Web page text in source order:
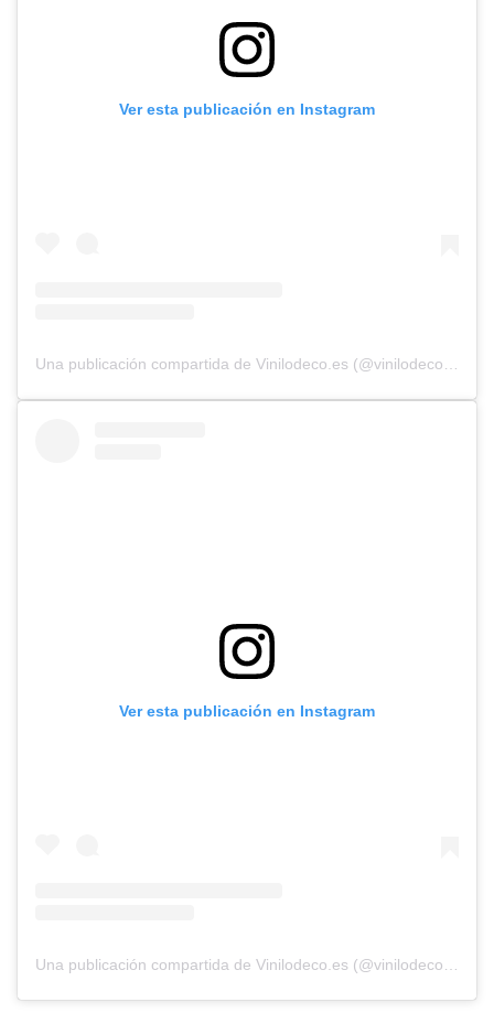
Ver esta publicación en Instagram
Ver esta publicación en Instagram
Una publicación compartida de Vinilodeco.es (@vinilodecoes)